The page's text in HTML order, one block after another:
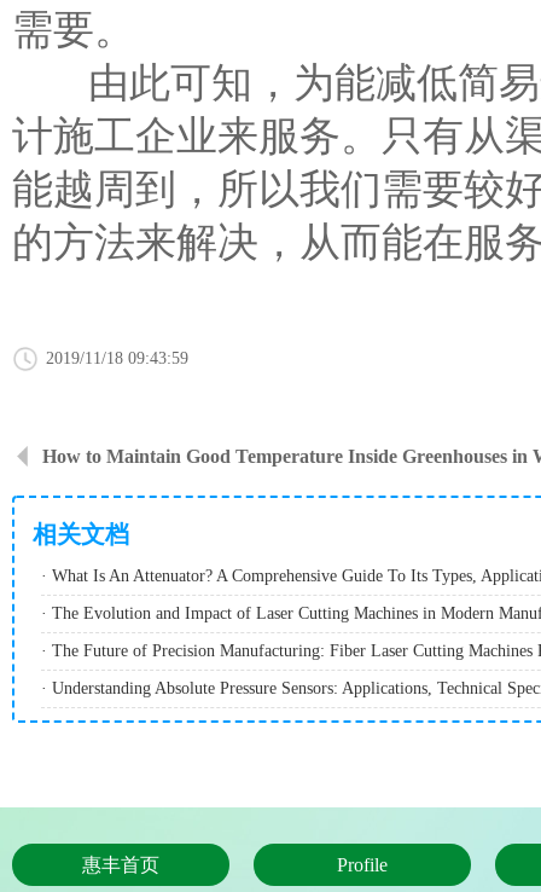
需要。
由此可知，为能减低简易
计施工企业来服务。只有从
能越周到，所以我们需要较
的方法来解决，从而能在服
2019/11/18 09:43:59
How to Maintain Good Temperature Inside Greenhouses in
相关文档
· The Evolution and Impact of Laser Cutting Machines in Modern
惠丰首页 Profile